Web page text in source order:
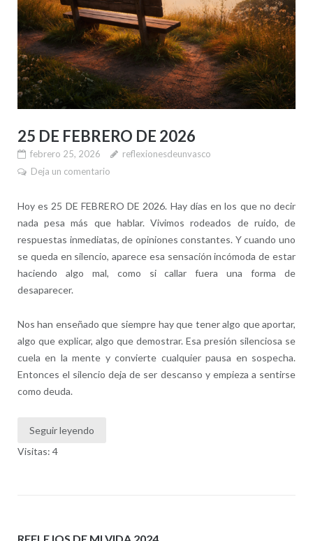
25 DE FEBRERO DE 2026
febrero 25, 2026
reflexionesdeunvasco
Deja un comentario
Hoy es 25 DE FEBRERO DE 2026. Hay días en los que no decir
nada pesa más que hablar. Vivimos rodeados de ruido, de
respuestas inmediatas, de opiniones constantes. Y cuando uno
se queda en silencio, aparece esa sensación incómoda de estar
haciendo algo mal, como si callar fuera una forma de
desaparecer.
Nos han enseñado que siempre hay que tener algo que aportar,
algo que explicar, algo que demostrar. Esa presión silenciosa se
cuela en la mente y convierte cualquier pausa en sospecha.
Entonces el silencio deja de ser descanso y empieza a sentirse
como deuda.
Seguir leyendo
Visitas: 4